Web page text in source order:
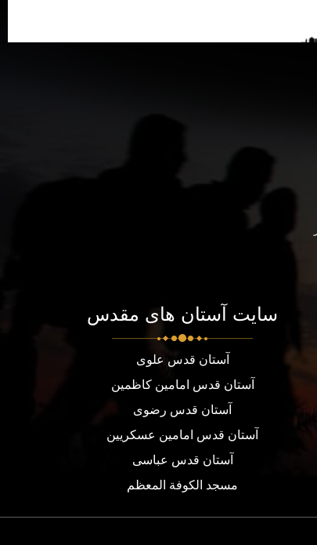
سایت آستان های مقدس
آستان قدس علوی
آستان قدس امامین کاظمین
آستان قدس رضوی
آستان قدس امامین عسکریین
آستان قدس عباسی
مسجد الكوفة المعظم